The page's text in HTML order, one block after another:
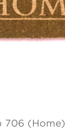
706 (Home)